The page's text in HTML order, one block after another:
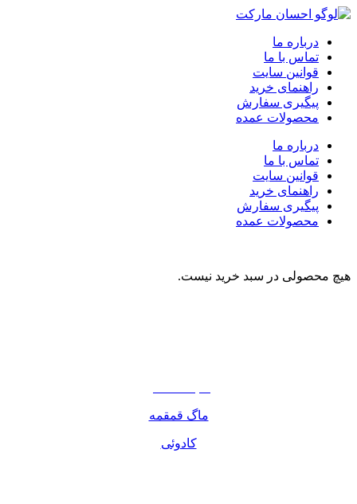
درباره ما
تماس با ما
قوانین سایت
راهنمای خرید
پیگیری سفارش
محصولات عمده
درباره ما
تماس با ما
قوانین سایت
راهنمای خرید
پیگیری سفارش
محصولات عمده
هیچ محصولی در سبد خرید نیست.
ماگ قمقمه
کادوئی